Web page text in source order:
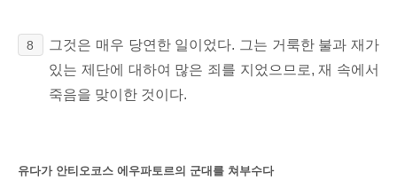
8
그것은 매우 당연한 일이었다. 그는 거룩한 불과 재가
있는 제단에 대하여 많은 죄를 지었으므로, 재 속에서
죽음을 맞이한 것이다.
유다가 안티오코스 에우파토르의 군대를 쳐부수다